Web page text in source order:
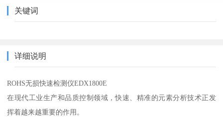
关键词
详细说明
ROHS无损快速检测仪EDX1800E
在现代工业生产和品质控制领域，快速、精准的元素分析技术正发
挥着越来越重要的作用。